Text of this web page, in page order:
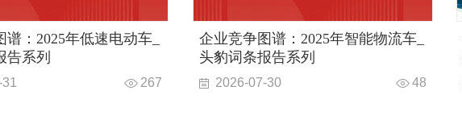
：2025年低速电动车_
告系列
267
企业竞争图谱：2025年智能物流车_
头豹词条报告系列
2026-07-30 48